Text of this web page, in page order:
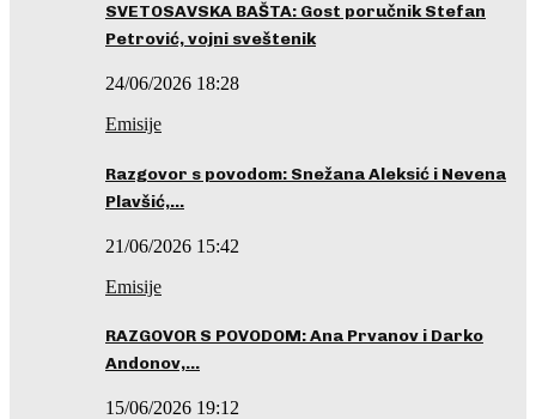
SVETOSAVSKA BAŠTA: Gost poručnik Stefan
Petrović, vojni sveštenik
24/06/2026 18:28
Emisije
Razgovor s povodom: Snežana Aleksić i Nevena
Plavšić,…
21/06/2026 15:42
Emisije
RAZGOVOR S POVODOM: Ana Prvanov i Darko
Andonov,…
15/06/2026 19:12